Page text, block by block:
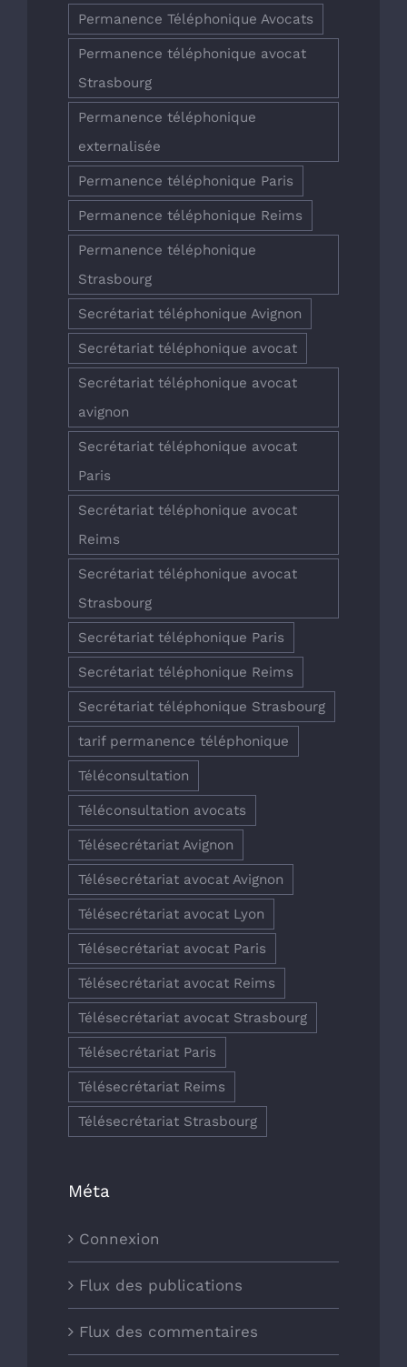
Permanence Téléphonique Avocats
Permanence téléphonique avocat
Strasbourg
Permanence téléphonique
externalisée
Permanence téléphonique Paris
Permanence téléphonique Reims
Permanence téléphonique
Strasbourg
Secrétariat téléphonique Avignon
Secrétariat téléphonique avocat
Secrétariat téléphonique avocat
avignon
Secrétariat téléphonique avocat
Paris
Secrétariat téléphonique avocat
Reims
Secrétariat téléphonique avocat
Strasbourg
Secrétariat téléphonique Paris
Secrétariat téléphonique Reims
Secrétariat téléphonique Strasbourg
tarif permanence téléphonique
Téléconsultation
Téléconsultation avocats
Télésecrétariat Avignon
Télésecrétariat avocat Avignon
Télésecrétariat avocat Lyon
Télésecrétariat avocat Paris
Télésecrétariat avocat Reims
Télésecrétariat avocat Strasbourg
Télésecrétariat Paris
Télésecrétariat Reims
Télésecrétariat Strasbourg
Méta
Connexion
Flux des publications
Flux des commentaires